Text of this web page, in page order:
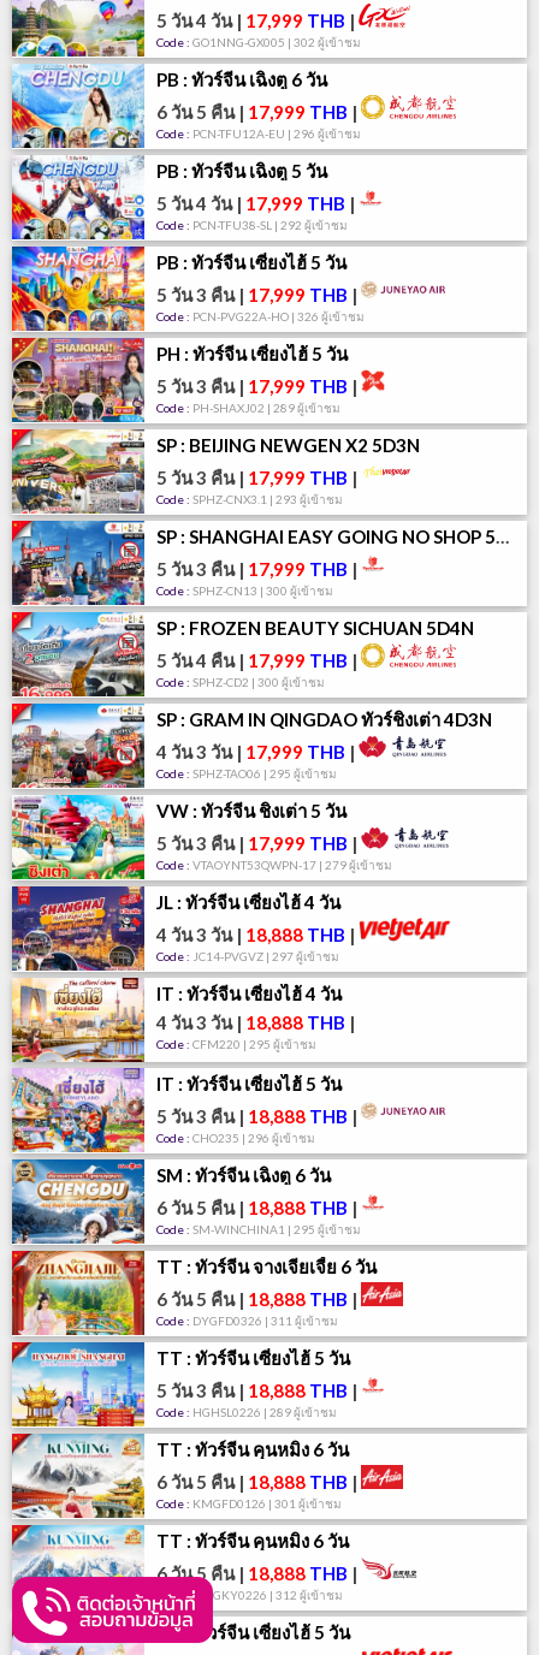
5 วัน 4 วัน| 17,999 THB |
Code : GO1NNG-GX005 | 302 ผู้เข้าชม
PB : ทัวร์จีน เฉิงตู 6 วัน
6 วัน 5 คืน| 17,999 THB |
Code : PCN-TFU12A-EU | 296 ผู้เข้าชม
PB : ทัวร์จีน เฉิงตู 5 วัน
5 วัน 4 วัน| 17,999 THB |
Code : PCN-TFU38-SL | 292 ผู้เข้าชม
PB : ทัวร์จีน เซี่ยงไฮ้ 5 วัน
5 วัน 3 คืน| 17,999 THB |
Code : PCN-PVG22A-HO | 326 ผู้เข้าชม
PH : ทัวร์จีน เซี่ยงไฮ้ 5 วัน
5 วัน 3 คืน| 17,999 THB |
Code : PH-SHAXJ02 | 289 ผู้เข้าชม
SP : BEIJING NEWGEN X2 5D3N
5 วัน 3 คืน| 17,999 THB |
Code : SPHZ-CNX3.1 | 293 ผู้เข้าชม
SP : SHANGHAI EASY GOING NO SHOP 5D3N
5 วัน 3 คืน| 17,999 THB |
Code : SPHZ-CN13 | 300 ผู้เข้าชม
SP : FROZEN BEAUTY SICHUAN 5D4N
5 วัน 4 คืน| 17,999 THB |
Code : SPHZ-CD2 | 300 ผู้เข้าชม
SP : GRAM IN QINGDAO ทัวร์ชิงเต่า 4D3N
4 วัน 3 วัน| 17,999 THB |
Code : SPHZ-TAO06 | 295 ผู้เข้าชม
VW : ทัวร์จีน ชิงเต่า 5 วัน
5 วัน 3 คืน| 17,999 THB |
Code : VTAOYNT53QWPN-17 | 279 ผู้เข้าชม
JL : ทัวร์จีน เซี่ยงไฮ้ 4 วัน
4 วัน 3 วัน| 18,888 THB |
Code : JC14-PVGVZ | 297 ผู้เข้าชม
IT : ทัวร์จีน เซี่ยงไฮ้ 4 วัน
4 วัน 3 วัน| 18,888 THB |
Code : CFM220 | 295 ผู้เข้าชม
IT : ทัวร์จีน เซี่ยงไฮ้ 5 วัน
5 วัน 3 คืน| 18,888 THB |
Code : CHO235 | 296 ผู้เข้าชม
SM : ทัวร์จีน เฉิงตู 6 วัน
6 วัน 5 คืน| 18,888 THB |
Code : SM-WINCHINA1 | 295 ผู้เข้าชม
TT : ทัวร์จีน จางเจียเจี้ย 6 วัน
6 วัน 5 คืน| 18,888 THB |
Code : DYGFD0326 | 311 ผู้เข้าชม
TT : ทัวร์จีน เซี่ยงไฮ้ 5 วัน
5 วัน 3 คืน| 18,888 THB |
Code : HGHSL0226 | 289 ผู้เข้าชม
TT : ทัวร์จีน คุนหมิง 6 วัน
6 วัน 5 คืน| 18,888 THB |
Code : KMGFD0126 | 301 ผู้เข้าชม
TT : ทัวร์จีน คุนหมิง 6 วัน
6 วัน 5 คืน| 18,888 THB |
Code :KMGKY0226 | 312 ผู้เข้าชม
TT : ทัวร์จีน เซี่ยงไฮ้ 5 วัน